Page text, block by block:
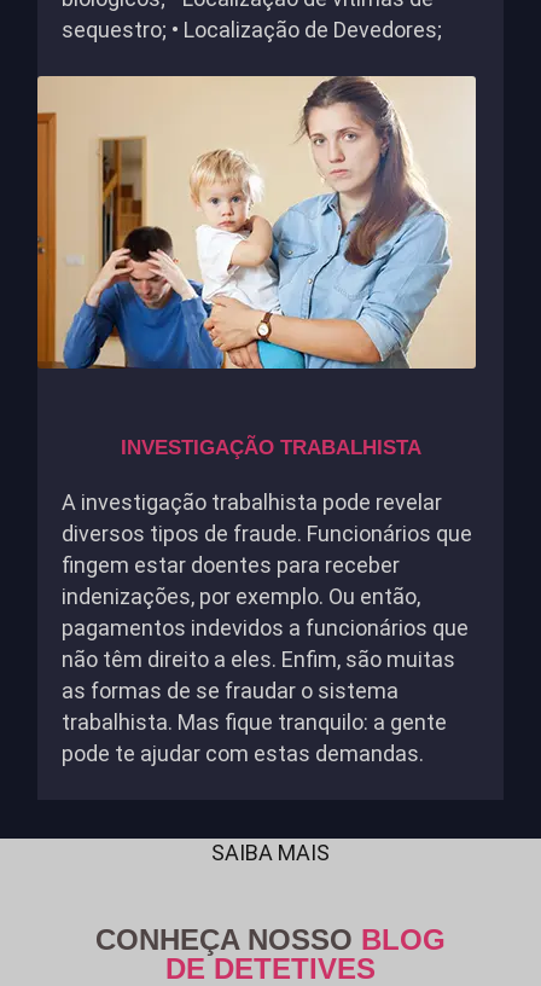
sequestro; • Localização de Devedores;
INVESTIGAÇÃO TRABALHISTA
A investigação trabalhista pode revelar
diversos tipos de fraude. Funcionários que
fingem estar doentes para receber
indenizações, por exemplo. Ou então,
pagamentos indevidos a funcionários que
não têm direito a eles. Enfim, são muitas
as formas de se fraudar o sistema
trabalhista. Mas fique tranquilo: a gente
pode te ajudar com estas demandas.
SAIBA MAIS
CONHEÇA NOSSO BLOG
DE DETETIVES